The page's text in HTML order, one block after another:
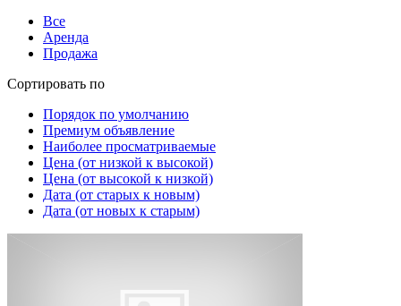
Все
Аренда
Продажа
Сортировать по
Порядок по умолчанию
Премиум объявление
Наиболее просматриваемые
Цена (от низкой к высокой)
Цена (от высокой к низкой)
Дата (от старых к новым)
Дата (от новых к старым)